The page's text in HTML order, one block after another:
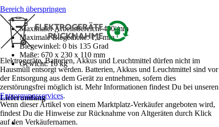
Maximaler Arbeitsbereich: 460 mm
Maximale Biegedicke: 1,2 mm
Biegewinkel: 0 bis 135 Grad
Maße: 670 x 230 x 110 mm
Gewicht: 16 kg
Lieferumfang
Bereich überspringen
Elektrogeräte, Batterien, Akkus und Leuchtmittel dürfen nicht im
Hausmüll entsorgt werden. Batterien, Akkus und Leuchtmittel sind vor
der Entsorgung aus dem Gerät zu entnehmen, sofern dies
zerstörungsfrei möglich ist. Mehr Informationen findest Du bei unseren
Entsorgungsservices.
Wenn dieser Artikel von einem Marktplatz-Verkäufer angeboten wird,
findest Du die Hinweise zur Rücknahme von Altgeräten durch Klick
auf den Verkäufernamen.